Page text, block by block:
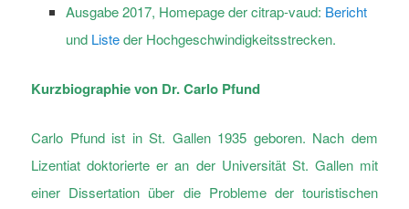
Ausgabe 2017, Homepage der citrap-vaud: Bericht
und Listeder Hochgeschwindigkeitsstrecken.
Kurzbiographie von Dr. Carlo Pfund
Carlo Pfund ist in St. Gallen 1935 geboren. Nach dem
Lizentiat doktorierte er an der Universität St. Gallen mit
einer Dissertation über die Probleme der touristischen